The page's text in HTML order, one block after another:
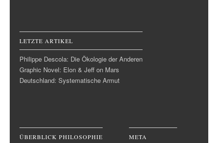
LETZTE ARTIKEL
Philippe Descola: Die Ökologie der Anderen
Graphic Novel: Elon & Jeff on Mars
Deutschland: Systematische Armut
ÜBERBLICK PHILOSOPHIE META